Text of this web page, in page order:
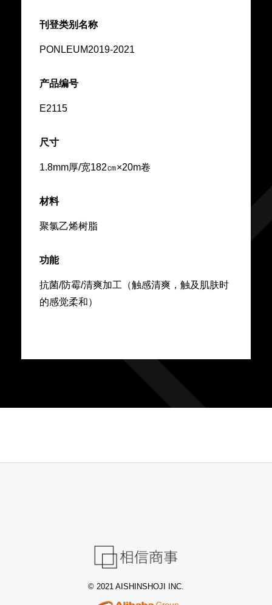
刊登类别名称
PONLEUM2019-2021
产品编号
E2115
尺寸
1.8mm厚/宽182㎝×20m卷
材料
聚氯乙烯树脂
功能
抗菌/防霉/清爽加工（触感清爽，触及肌肤时
的感觉柔和）
© 2021 AISHINSHOJI INC.